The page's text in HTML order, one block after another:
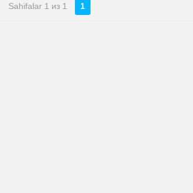
Sahifalar 1 из 1 1